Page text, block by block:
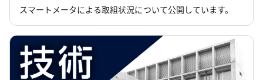
スマートメータによる取組状況について公開しています。